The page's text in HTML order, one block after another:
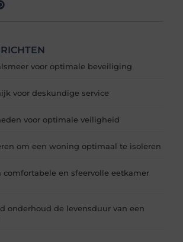
voor optimale beveiliging
voor deskundige service
voor optimale veiligheid
om een woning optimaal te isoleren
comfortabele en sfeervolle eetkamer
onderhoud de levensduur van een